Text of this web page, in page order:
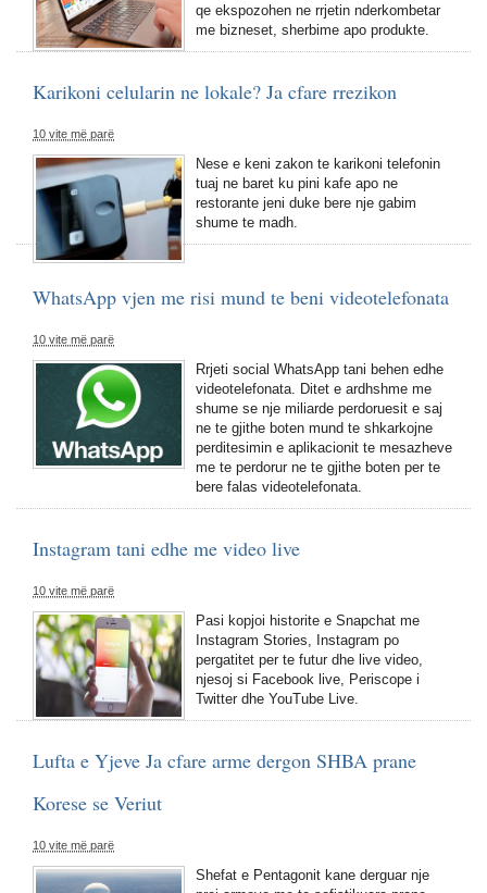
qe ekspozohen ne rrjetin nderkombetar
me bizneset, sherbime apo produkte.
Karikoni celularin ne lokale? Ja cfare rrezikon
10 vite më parë
Nese e keni zakon te karikoni telefonin
tuaj ne baret ku pini kafe apo ne
restorante jeni duke bere nje gabim
shume te madh.
WhatsApp vjen me risi mund te beni videotelefonata
10 vite më parë
Rrjeti social WhatsApp tani behen edhe
videotelefonata. Ditet e ardhshme me
shume se nje miliarde perdoruesit e saj
ne te gjithe boten mund te shkarkojne
perditesimin e aplikacionit te mesazheve
me te perdorur ne te gjithe boten per te
bere falas videotelefonata.
Instagram tani edhe me video live
10 vite më parë
Pasi kopjoi historite e Snapchat me
Instagram Stories, Instagram po
pergatitet per te futur dhe live video,
njesoj si Facebook live, Periscope i
Twitter dhe YouTube Live.
Lufta e Yjeve Ja cfare arme dergon SHBA prane
Korese se Veriut
10 vite më parë
Shefat e Pentagonit kane derguar nje